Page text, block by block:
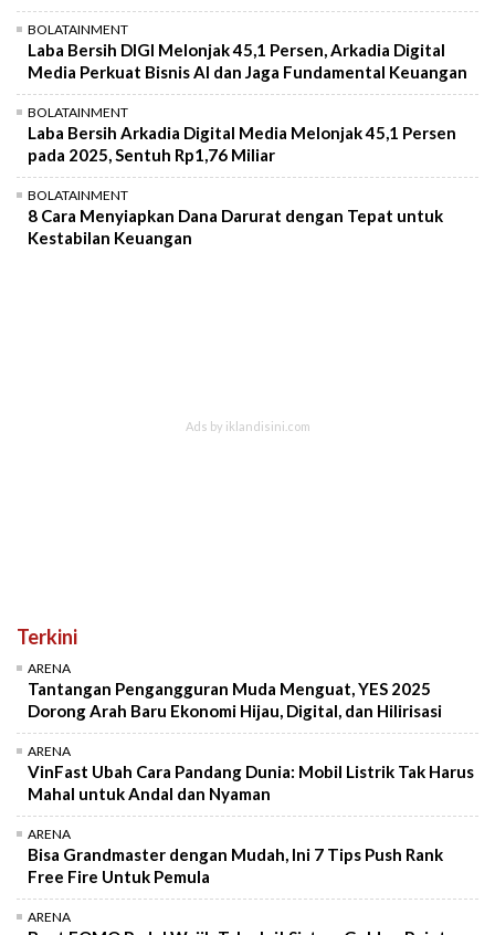
BOLATAINMENT
Laba Bersih DIGI Melonjak 45,1 Persen, Arkadia Digital
Media Perkuat Bisnis AI dan Jaga Fundamental Keuangan
BOLATAINMENT
Laba Bersih Arkadia Digital Media Melonjak 45,1 Persen
pada 2025, Sentuh Rp1,76 Miliar
BOLATAINMENT
8 Cara Menyiapkan Dana Darurat dengan Tepat untuk
Kestabilan Keuangan
Terkini
ARENA
Tantangan Pengangguran Muda Menguat, YES 2025
Dorong Arah Baru Ekonomi Hijau, Digital, dan Hilirisasi
ARENA
VinFast Ubah Cara Pandang Dunia: Mobil Listrik Tak Harus
Mahal untuk Andal dan Nyaman
ARENA
Bisa Grandmaster dengan Mudah, Ini 7 Tips Push Rank
Free Fire Untuk Pemula
ARENA